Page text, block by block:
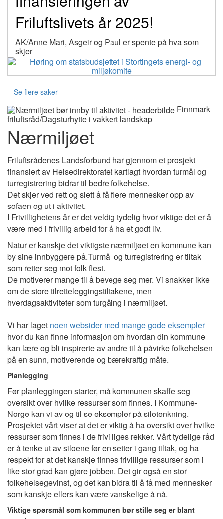
Friluftslivets år 2025!
AK/Anne Mari, Asgeir og Paul er spente på hva som
skjer
Se flere saker
Finnmark
friluftsråd/Dagsturhytte i vakkert landskap
Nærmiljøet
Friluftsrådenes Landsforbund har gjennom et prosjekt
finansiert av Helsedirektoratet kartlagt hvordan turmål og
turregistrering bidrar til bedre folkehelse.
Det skjer ved rett og slett å få flere mennesker opp av
sofaen og ut i aktivitet.
I Frivillighetens år er det veldig tydelig hvor viktige det er å
være med i frivillig arbeid for å ha et godt liv.
Natur er kanskje det viktigste nærmiljøet en kommune kan
by sine innbyggere på.Turmål og turregistrering er tiltak
som retter seg mot folk flest.
De motiverer mange til å bevege seg mer. Vi snakker ikke
om de store tilretteleggingstiltakene, men
hverdagsaktiviteter som turgåing i nærmiljøet.
Vi har laget noen websider med mange gode eksempler
hvor du kan finne informasjon om hvordan din kommune
kan lære og bli inspirerte av andre til å påvirke folkehelsen
på en sunn, motiverende og bærekraftig måte.
Planlegging
Før planleggingen starter, må kommunen skaffe seg
oversikt over hvilke ressurser som finnes. I Kommune-
Norge kan vi av og til se eksempler på silotenkning.
Prosjektet vårt viser at det er viktig å ha oversikt over hvilke
ressurser som finnes i de frivilliges rekker. Vårt tydelige råd
er å tenke ut av siloene før en setter i gang tiltak, og ha
respekt for at det kanskje finnes frivillige ressurser som i
like stor grad kan gjøre jobben. Det gir også en stor
folkehelsegevinst, og det kan bidra til å få med mennesker
som kanskje ellers kan være vanskelige å nå.
Viktige spørsmål som kommunen bør stille seg er blant